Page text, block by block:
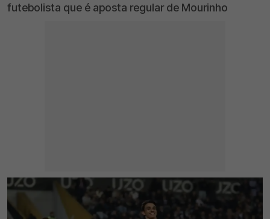
futebolista que é aposta regular de Mourinho